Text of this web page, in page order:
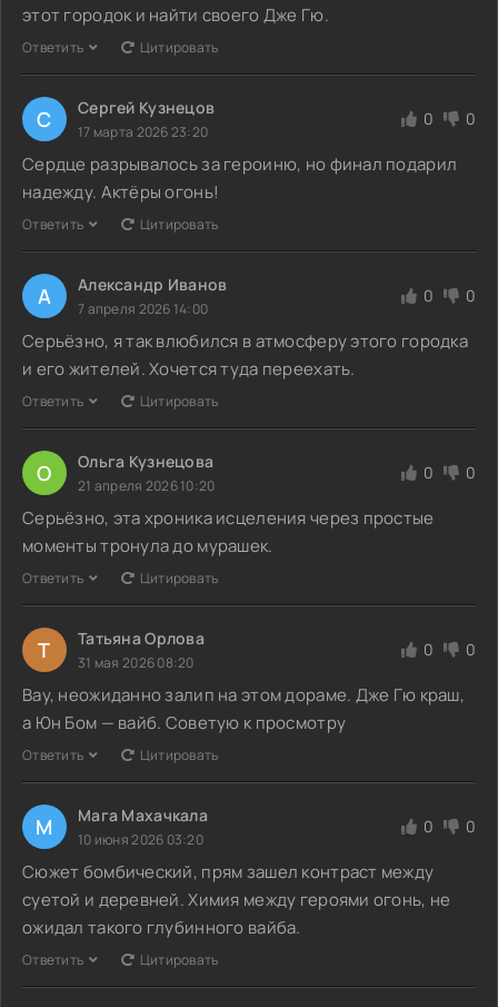
этот городок и найти своего Дже Гю.
Ответить Цитировать
С Сергей Кузнецов
17 марта 2026 23:20
0 0
Сердце разрывалось за героиню, но финал подарил
надежду. Актёры огонь!
Ответить Цитировать
А Александр Иванов
7 апреля 2026 14:00
0 0
Серьёзно, я так влюбился в атмосферу этого городка
и его жителей. Хочется туда переехать.
Ответить Цитировать
О Ольга Кузнецова
21 апреля 2026 10:20
0 0
Серьёзно, эта хроника исцеления через простые
моменты тронула до мурашек.
Ответить Цитировать
Т Татьяна Орлова
31 мая 2026 08:20
0 0
Вау, неожиданно залип на этом дораме. Дже Гю краш,
а Юн Бом — вайб. Советую к просмотру
Ответить Цитировать
М Мага Махачкала
10 июня 2026 03:20
0 0
Сюжет бомбический, прям зашел контраст между
суетой и деревней. Химия между героями огонь, не
ожидал такого глубинного вайба.
Ответить Цитировать